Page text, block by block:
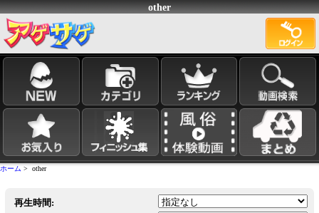
other
ホーム > other
再生時間: